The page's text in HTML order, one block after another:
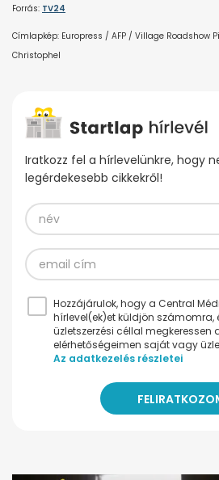
Forrás: TV24
Címlapkép: Europress / AFP / Village Roadshow
Christophel
Iratkozz fel a hírlevelünkre, hogy
legérdekesebb cikkekről!
Hozzájárulok, hogy a Central
hírlevel(ek)et küldjön számomra,
üzletszerzési céllal
elérhetőségeimen saját vagy
Az adatkezelés részletei